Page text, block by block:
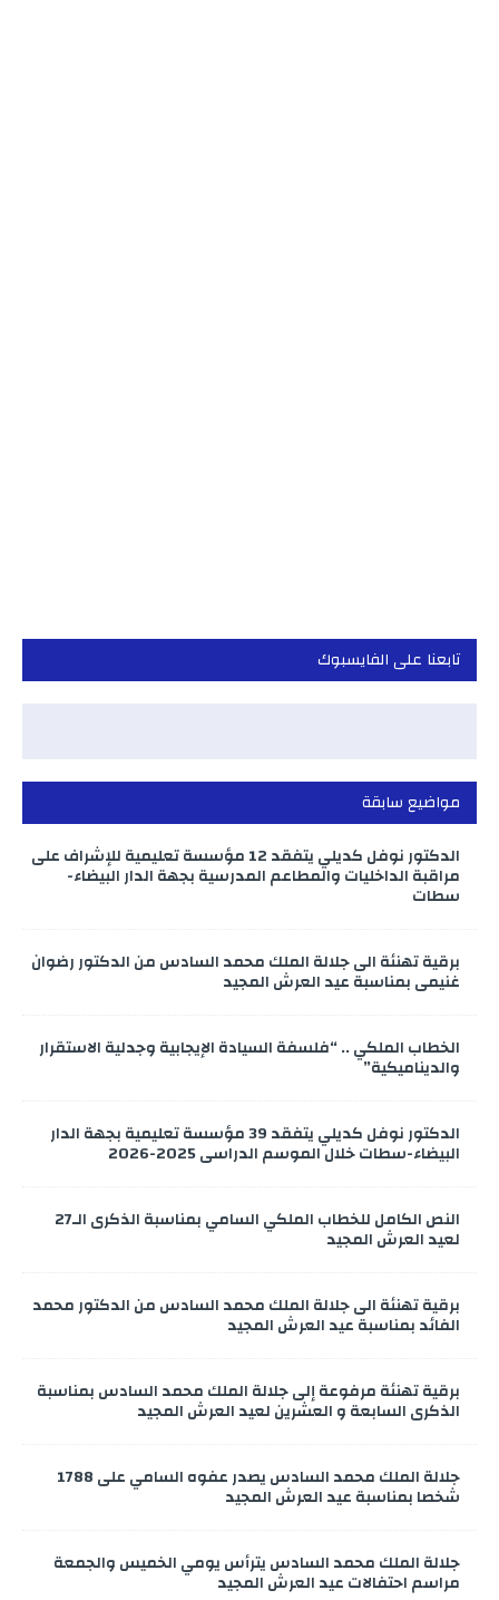
تابعنا على الفايسبوك
مواضيع سابقة
الدكتور نوفل كديلي يتفقد 12 مؤسسة تعليمية للإشراف على
مراقبة الداخليات والمطاعم المدرسية بجهة الدار البيضاء-
سطات
برقية تهنئة الى جلالة الملك محمد السادس من الدكتور رضوان
غنيمي بمناسبة عيد العرش المجيد
الخطاب الملكي .. “فلسفة السيادة الإيجابية وجدلية الاستقرار
والديناميكية”
الدكتور نوفل كديلي يتفقد 39 مؤسسة تعليمية بجهة الدار
البيضاء-سطات خلال الموسم الدراسي 2025-2026
النص الكامل للخطاب الملكي السامي بمناسبة الذكرى الـ27
لعيد العرش المجيد
برقية تهنئة الى جلالة الملك محمد السادس من الدكتور محمد
الفائد بمناسبة عيد العرش المجيد
برقية تهنئة مرفوعة إلى جلالة الملك محمد السادس بمناسبة
الذكرى السابعة و العشرين لعيد العرش المجيد
جلالة الملك محمد السادس يصدر عفوه السامي على 1788
شخصا بمناسبة عيد العرش المجيد
جلالة الملك محمد السادس يترأس يومي الخميس والجمعة
مراسم احتفالات عيد العرش المجيد